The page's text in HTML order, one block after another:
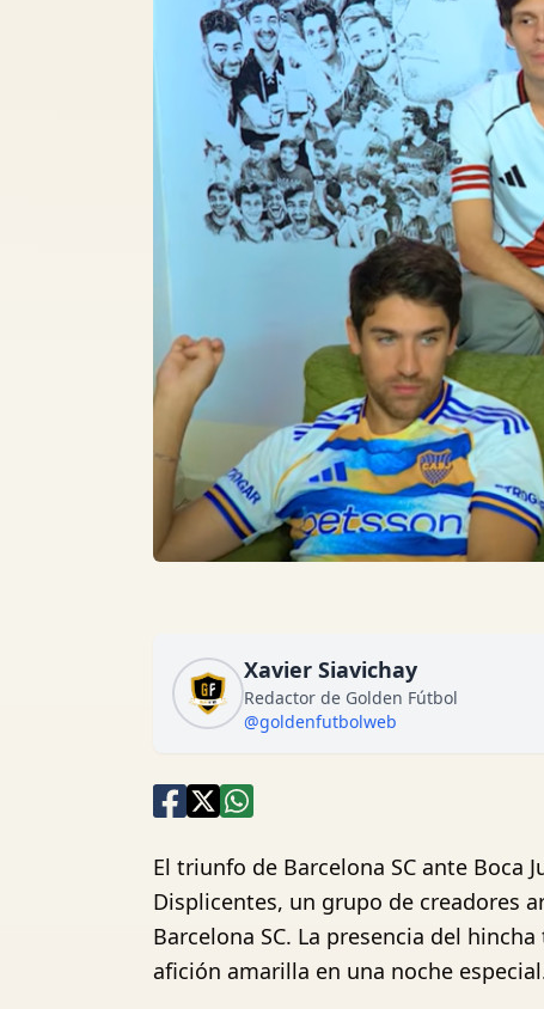
Xavier Siavichay
Redactor de Golden Fútbol
@goldenfutbolweb
El triunfo de Barcelona SC ante Boca
Displicentes, un grupo de creadores
Barcelona SC. La presencia del
afición amarilla en una noche